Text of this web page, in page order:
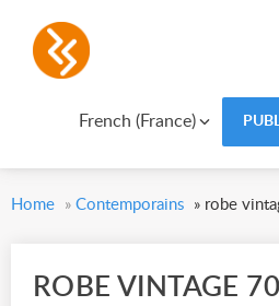
French (France)
Home » Contemporains » robe
ROBE VINTAGE 70